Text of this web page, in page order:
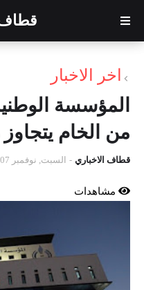
قطاف
اخر الاخبار
المؤسسة
من الخام
قطاف الاخباري - السبت, نوفمبر 07, 2020
مشاهدات